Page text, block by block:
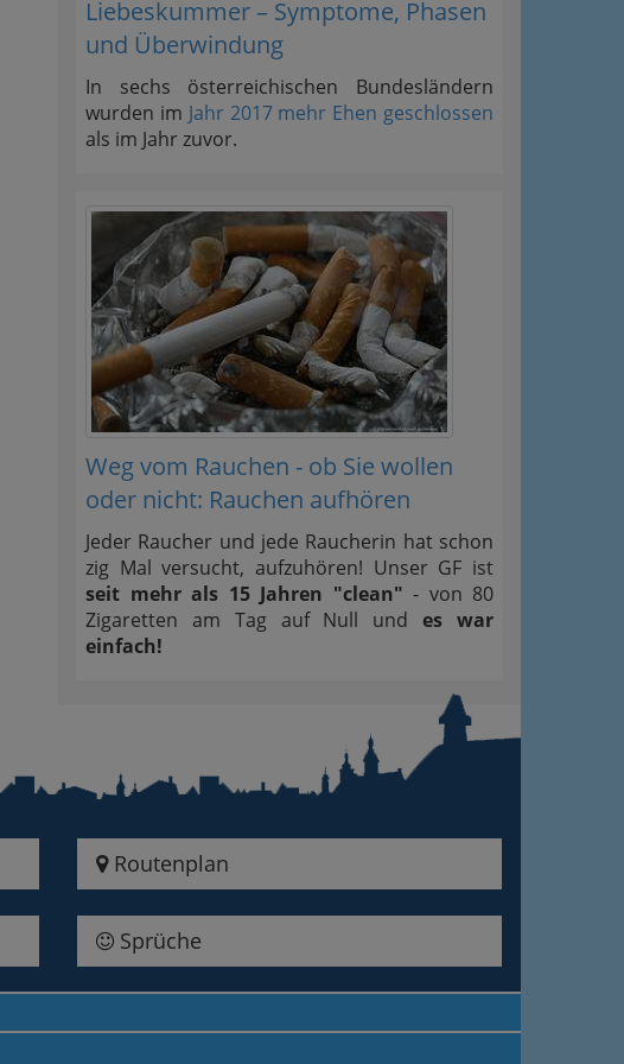
Liebeskummer – Symptome, Phasen
und Überwindung
In sechs österreichischen Bundesländern
wurden im Jahr 2017 mehr Ehen geschlossen
als im Jahr zuvor.
Weg vom Rauchen - ob Sie wollen
oder nicht: Rauchen aufhören
Jeder Raucher und jede Raucherin hat schon
zig Mal versucht, aufzuhören! Unser GF ist
seit mehr als 15 Jahren "clean" - von 80
Zigaretten am Tag auf Null undes war
einfach!
Routenplan
Sprüche